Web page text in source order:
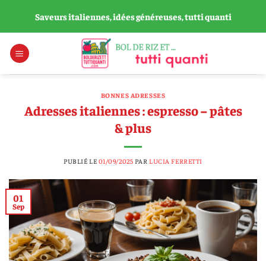
contenu
Saveurs italiennes, idées généreuses, tutti quanti
BONNES ADRESSES
Adresses italiennes : espresso – pâtes
& plus
PUBLIÉ LE 01/09/2025 PAR LUCIA FERRETTI
01
Sep